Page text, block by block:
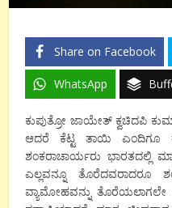
Share on Facebook
WhatsApp
ಕುಪುತ್ರೋ ಜಾಯೇತ್ ಕ್ವಚಿದಪಿ
ಆದರೆ ಕೆಟ್ಟ ತಾಯಿ ಎಂದಿಗೂ
ಶಂಕರಾಚಾರ್ಯರು ಭಾರತದಲ್ಲಿ
ಎಲ್ಲವನ್ನೂ
ವ್ಯಾಮೋಹವನ್ನು ತೊರೆಯಲಾಗಲೇ